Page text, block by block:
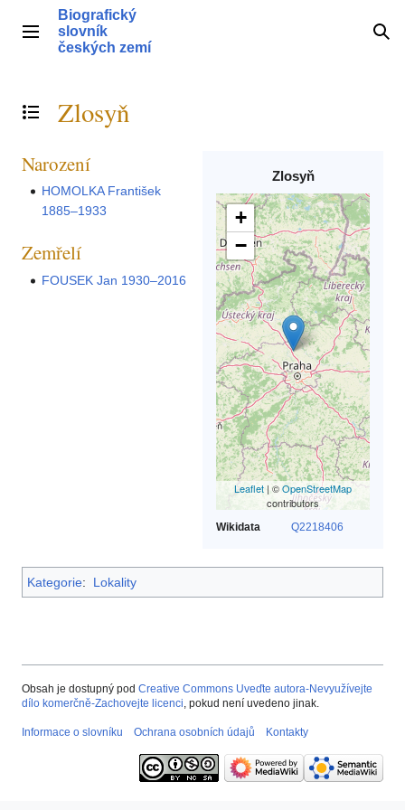
obsahHlavní menu
Biografický
slovník
českých zemí
Přepnout obsah
Zlosyň
Zlosyň
+
−
Leaflet | ©OpenStreetMap
contributors
Wikidata Q2218406
Narození
HOMOLKA František
1885–1933
Zemřelí
FOUSEK Jan 1930–2016
Kategorie: Lokality
Obsah je dostupný pod Creative Commons Uveďte autora-Nevyužívejte
dílo komerčně-Zachovejte licenci, pokud není uvedeno jinak.
Informace o slovníku Ochrana osobních údajů Kontakty